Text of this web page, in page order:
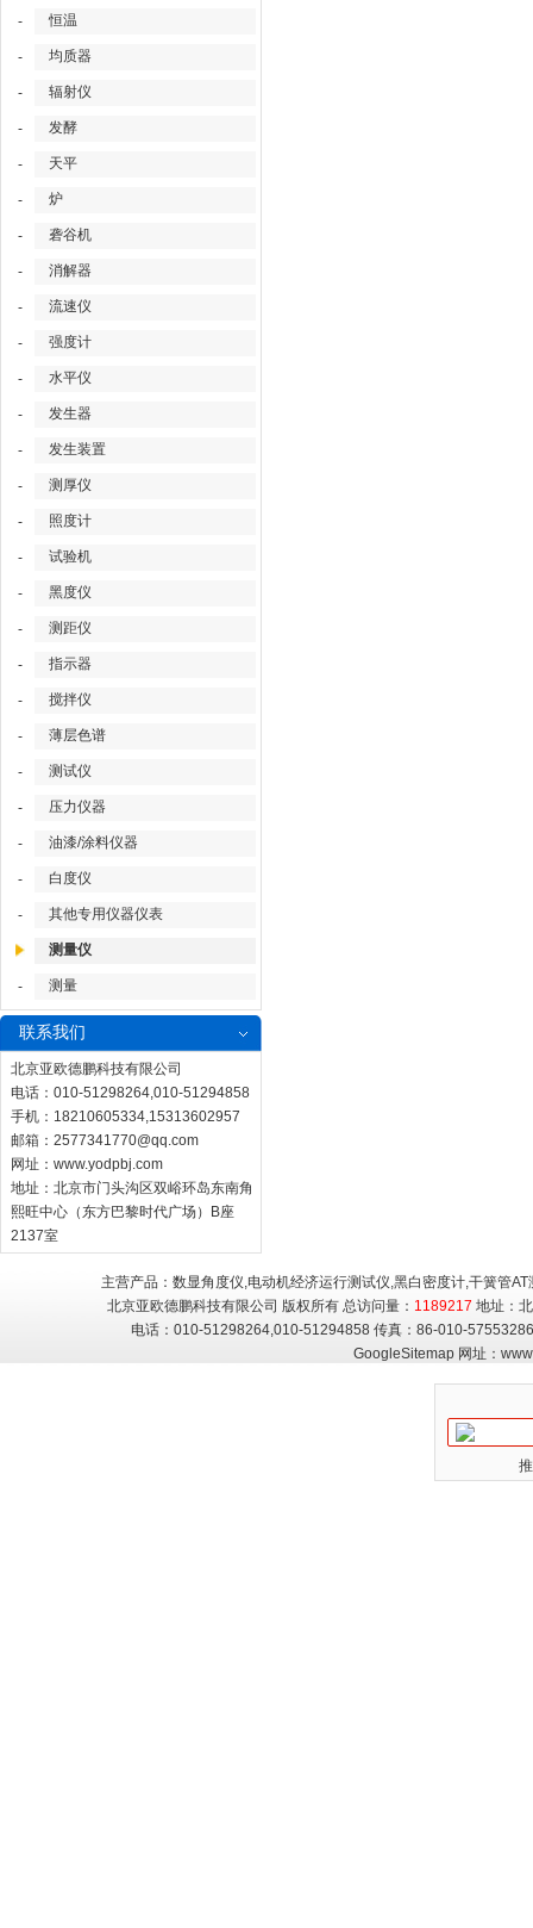
- 恒温
- 均质器
- 辐射仪
- 发酵
- 天平
- 炉
- 砻谷机
- 消解器
- 流速仪
- 强度计
- 水平仪
- 发生器
- 发生装置
- 测厚仪
- 照度计
- 试验机
- 黑度仪
- 测距仪
- 指示器
- 搅拌仪
- 薄层色谱
- 测试仪
- 压力仪器
- 油漆/涂料仪器
- 白度仪
- 其他专用仪器仪表
测量仪
- 测量
联系我们
北京亚欧德鹏科技有限公司
电话：010-51298264,010-51294858
手机：18210605334,15313602957
邮箱： 2577341770@qq.com
网址： www.yodpbj.com
地址：北京市门头沟区双峪环岛东南角
熙旺中心（东方巴黎时代广场）B座
2137室
主营产品：数显角度仪,电动机经济运行测试仪,黑白密度计,干簧管
北京亚欧德鹏科技有限公司 版权所有 总访问量： 1189217 地址：
电话：010-51298264,010-51294858 传真：86-010-
GoogleSitemap网址：